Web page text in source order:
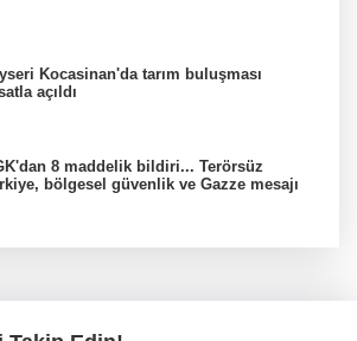
Kocasinan'da tarım buluşması
açıldı
8 maddelik bildiri... Terörsüz
bölgesel güvenlik ve Gazze mesajı